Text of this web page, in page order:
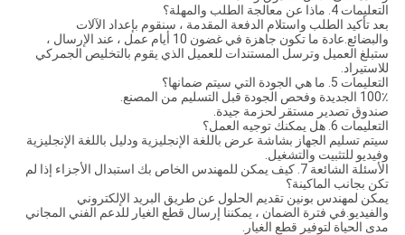
التعليمات 4. ماذا عن معالجة الطلب والمهلة؟
بعد تأكيد الطلب واستلام الدفعة المقدمة ، سنقوم بإعداد الآلات
والبضائع.عادة ما تكون جاهزة في غضون 10 أيام عمل ، عند الإرسال ،
ستبلغ العميل وترسل المستندات للعميل الذي يقوم بالتخليص الجمركي
للاستيراد.
التعليمات 5. ما هي الجودة التي سيتم ضمانها؟
100٪ الجديدة وفحص الجودة قبل التسليم من المصنع.
صندوق تصدير مستقر لحزمة جيدة.
التعليمات 6. هل يمكنك توجيه العمل؟
سيتم تسليم الجهاز بشاشة عرض باللغة الإنجليزية ودليل باللغة الإنجليزية
وفيديو للتثبيت والتشغيل.
الأسئلة الشائعة 7. كيف يمكن للمهندس الخاص بك استبدال الأجزاء إذا لم
تكن بجانب الماكينة؟
يمكن لمهندس بونين تقديم الحلول عن طريق البريد الإلكتروني
والفيديو.في فترة الضمان ، يمكننا إرسال قطع الغيار للدعم الفني المجاني
مدى الحياة لتوفير قطع الغيار.